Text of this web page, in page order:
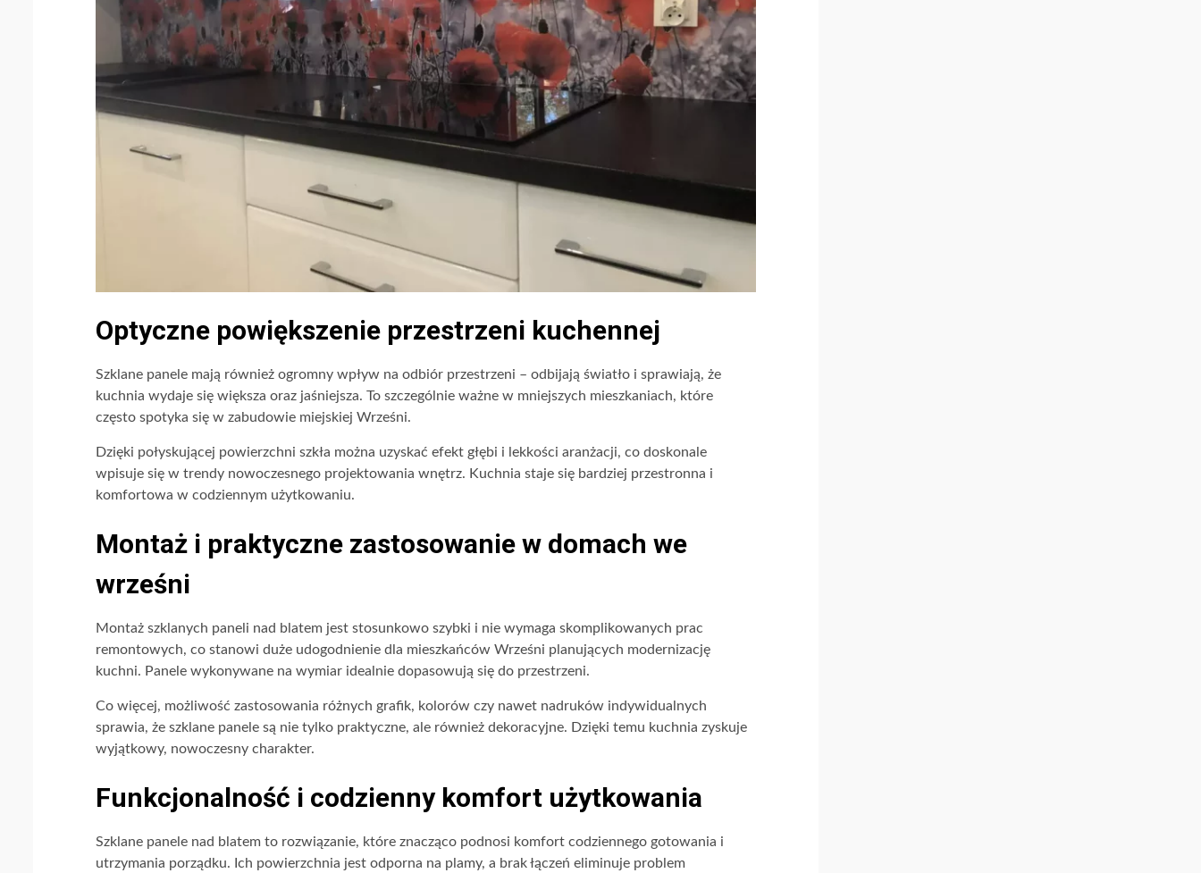
Optyczne powiększenie przestrzeni kuchennej
Szklane panele mają również ogromny wpływ na odbiór przestrzeni – odbijają światło i sprawiają, że
kuchnia wydaje się większa oraz jaśniejsza. To szczególnie ważne w mniejszych mieszkaniach, które
często spotyka się w zabudowie miejskiej Wrześni.
Dzięki połyskującej powierzchni szkła można uzyskać efekt głębi i lekkości aranżacji, co doskonale
wpisuje się w trendy nowoczesnego projektowania wnętrz. Kuchnia staje się bardziej przestronna i
komfortowa w codziennym użytkowaniu.
Montaż i praktyczne zastosowanie w domach we
wrześni
Montaż szklanych paneli nad blatem jest stosunkowo szybki i nie wymaga skomplikowanych prac
remontowych, co stanowi duże udogodnienie dla mieszkańców Wrześni planujących modernizację
kuchni. Panele wykonywane na wymiar idealnie dopasowują się do przestrzeni.
Co więcej, możliwość zastosowania różnych grafik, kolorów czy nawet nadruków indywidualnych
sprawia, że szklane panele są nie tylko praktyczne, ale również dekoracyjne. Dzięki temu kuchnia zyskuje
wyjątkowy, nowoczesny charakter.
Funkcjonalność i codzienny komfort użytkowania
Szklane panele nad blatem to rozwiązanie, które znacząco podnosi komfort codziennego gotowania i
utrzymania porządku. Ich powierzchnia jest odporna na plamy, a brak łączeń eliminuje problem